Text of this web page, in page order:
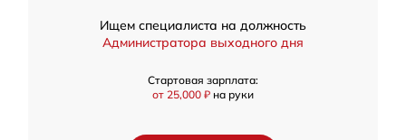
Ищем специалиста на должность
Администратора выходного дня
Стартовая зарплата:
от 25,000 ₽ на руки